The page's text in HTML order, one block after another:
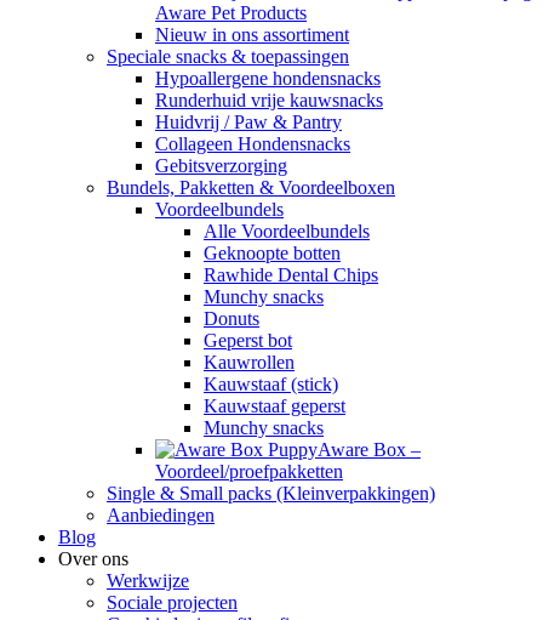
Aware Pet Products
Nieuw in ons assortiment
Speciale snacks & toepassingen
Hypoallergene hondensnacks
Runderhuid vrije kauwsnacks
Huidvrij / Paw & Pantry
Collageen Hondensnacks
Gebitsverzorging
Bundels, Pakketten & Voordeelboxen
Voordeelbundels
Alle Voordeelbundels
Geknoopte botten
Rawhide Dental Chips
Munchy snacks
Donuts
Geperst bot
Kauwrollen
Kauwstaaf (stick)
Kauwstaaf geperst
Munchy snacks
Aware Box –
Voordeel/proefpakketten
Single & Small packs (Kleinverpakkingen)
Aanbiedingen
Blog
Over ons
Werkwijze
Sociale projecten